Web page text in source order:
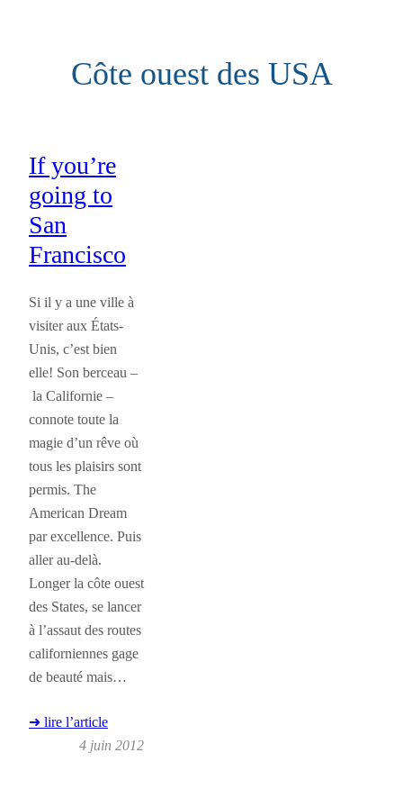
Côte ouest des USA
If you’re
going to
San
Francisco
Si il y a une ville à
visiter aux États-
Unis, c’est bien
elle! Son berceau –
la Californie –
connote toute la
magie d’un rêve où
tous les plaisirs sont
permis. The
American Dream
par excellence. Puis
aller au-delà.
Longer la côte ouest
des States, se lancer
à l’assaut des routes
californiennes gage
de beauté mais…
➜ lire l’article
4 juin 2012